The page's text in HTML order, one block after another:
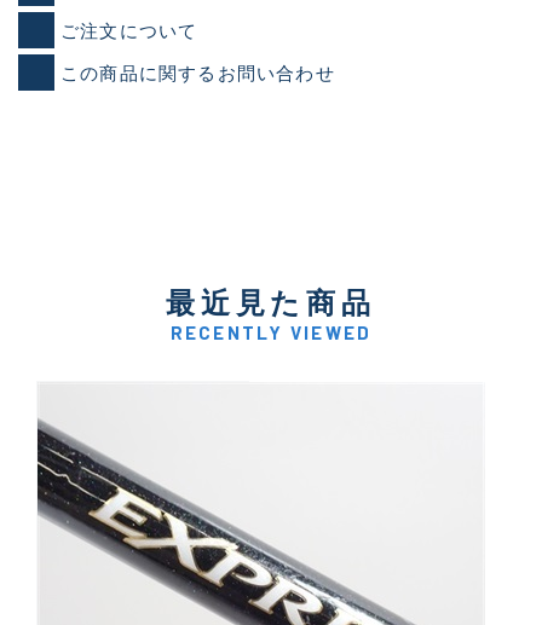
ご注文について
この商品に関するお問い合わせ
最近見た商品
RECENTLY VIEWED